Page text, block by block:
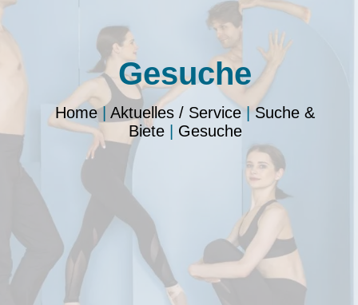
Gesuche
Home| Aktuelles / Service |Suche &
Biete| Gesuche